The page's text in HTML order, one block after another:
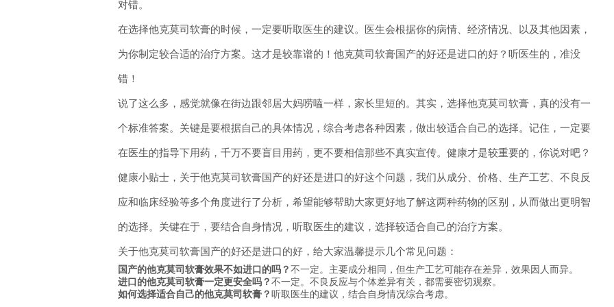
对错。
在选择他克莫司软膏的时候，一定要听取医生的建议。医生会根据你的病情、经济情况、以及其他因素，
为你制定较合适的治疗方案。这才是较靠谱的！他克莫司软膏国产的好还是进口的好？听医生的，准没
错！
说了这么多，感觉就像在街边跟邻居大妈唠嗑一样，家长里短的。其实，选择他克莫司软膏，真的没有一
个标准答案。关键是要根据自己的具体情况，综合考虑各种因素，做出较适合自己的选择。记住，一定要
在医生的指导下用药，千万不要盲目用药，更不要相信那些不真实宣传。健康才是较重要的，你说对吧？
健康小贴士，关于他克莫司软膏国产的好还是进口的好这个问题，我们从成分、价格、生产工艺、不良反
应和临床经验等多个角度进行了分析，希望能够帮助大家更好地了解这两种药物的区别，从而做出更明智
的选择。关键在于，要结合自身情况，听取医生的建议，选择较适合自己的治疗方案。
关于他克莫司软膏国产的好还是进口的好，给大家温馨提示几个常见问题：
国产的他克莫司软膏效果不如进口的吗？ 不一定。主要成分相同，但生产工艺可能存在差异，效果因人而异。
进口的他克莫司软膏一定更安全吗？ 不一定。不良反应与个体差异有关，都需要密切观察。
如何选择适合自己的他克莫司软膏？ 听取医生的建议，结合自身情况综合考虑。